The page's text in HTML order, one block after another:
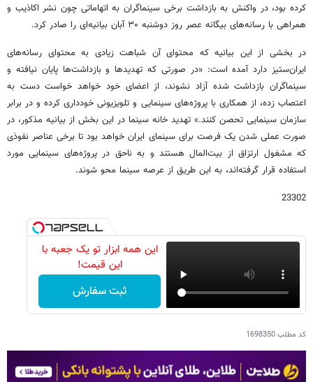
کرده بود، در واکنش به بازداشت برخی سینماگران به اتهاماتی چون نشر اکاذیب و
همراهی با رسانه‌های بیگانه عصر روز دوشنبه ۳۰ آبان بیانیه‌ای را صادر کرد.
در بخشی از این بیانیه که محتوای آن شباهت زیادی به محتوای رسانه‌های
ایران‌ستیز دارد آمده است: «در صورتی که تهدیدها و بازداشت‌ها پایان نیافته و
سینماگران بازداشت شده آزاد نشوند، از اعضای خود خواهد خواست دست به
اعتصاب زده، از همکاری با پروژه‌های سینمایی و تلویزیونی خودداری کرده و در برابر
سازمان سینمایی تحصن کنند.» تهدید خانه سینما در این بخش از بیانیه مذکور، در
صورت عملی شدن یک فرصت برای سینمای ایران خواهد بود تا برخی عناصر نفوذی
که مشغول ارتزاق از بیت‌المال هستند و به ناحق در پروژه‌های سینمایی مورد
استفاده قرار گرفته‌اند، به این طریق از عرصه سینما محو شوند.
23302
این همه ابزار تو یک جعبه با
این قیمت!
ثبت سفارش
کد مطلب1698350